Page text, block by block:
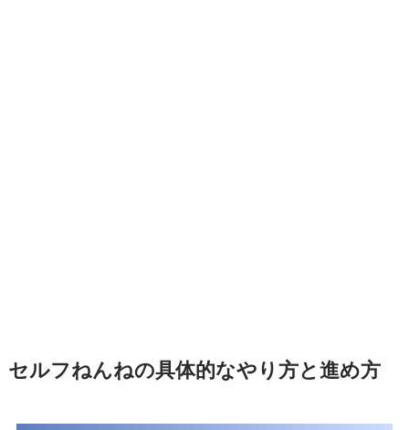
セルフねんねの具体的なやり方と進め方